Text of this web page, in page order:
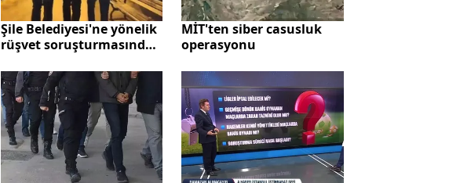
Şile Belediyesi'ne yönelik
rüşvet soruşturmasında
tutuklandı
MİT'ten siber casusluk
operasyonu